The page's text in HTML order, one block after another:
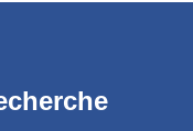
ludique de la